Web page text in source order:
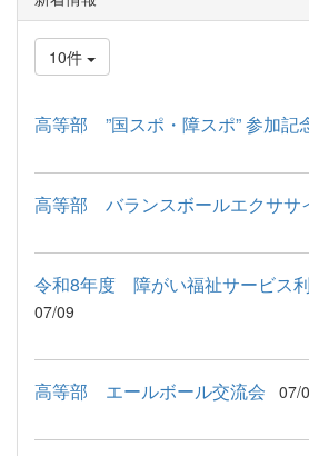
10件
高等部 ”国スポ・障スポ” 参加記
高等部 バランスボールエクササ
07/09
高等部 エールボール交流会 07/